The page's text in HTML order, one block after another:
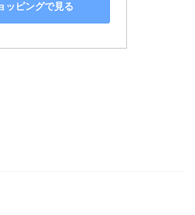
ッピングで見る